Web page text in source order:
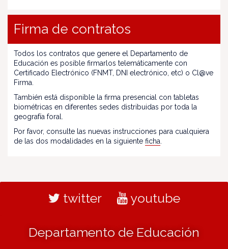
Firma de contratos
Todos los contratos que genere el Departamento de
Educación es posible firmarlos telemáticamente con
Certificado Electrónico (FNMT, DNI electrónico, etc) o Cl@ve
Firma.
También está disponible la firma presencial con tabletas
biométricas en diferentes sedes distribuidas por toda la
geografía foral.
Por favor, consulte las nuevas instrucciones para cualquiera
de las dos modalidades en la siguiente ficha
twitter youtube
Departamento de Educación